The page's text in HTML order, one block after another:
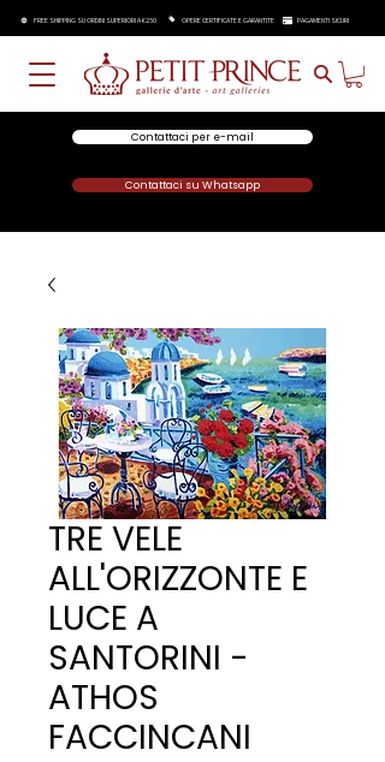
FREE SHIPPING SU ORDINI SUPERIORI A €250 OPERE CERTIFICATE E GARANTITE PAGAMENTI SICURI
Contattaci per e-mail
Contattaci su Whatsapp
TRE VELE
ALL'ORIZZONTE E
LUCE A
SANTORINI -
ATHOS
FACCINCANI